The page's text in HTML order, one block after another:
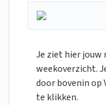
Je ziet hier jouw
weekoverzicht.
door bovenin op
te klikken.